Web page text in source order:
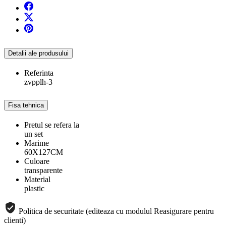
Detalii ale produsului
Referinta
zvpplh-3
Fisa tehnica
Pretul se refera la
un set
Marime
60X127CM
Culoare
transparente
Material
plastic
Politica de securitate (editeaza cu modulul Reasigurare pentru
clienti)